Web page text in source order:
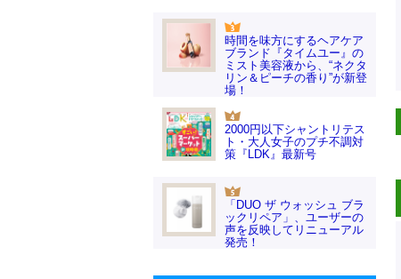
時間を味方にするヘアケア
ブランド『タイムユー』の
ミスト美容液から、“ネクタ
リン＆ピーチの香り”が新登
場！
2000円以下シャントリテス
ト・大人女子のプチ不調対
策『LDK』最新号
「DUO ザ ウォッシュ ブラ
ックリペア」、ユーザーの
声を反映してリニューアル
発売！